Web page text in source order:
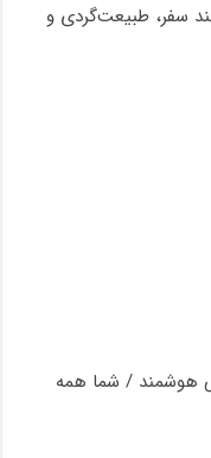
سفر، طبیعت‌گردی و
هوشمند / شما همه